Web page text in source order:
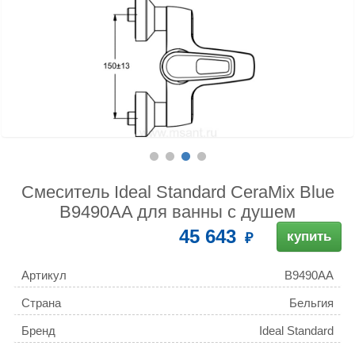
Смеситель Ideal Standard CeraMix Blue
B9490AA для ванны с душем
45 643 купить
Артикул B9490AA
Страна Бельгия
Бренд Ideal Standard